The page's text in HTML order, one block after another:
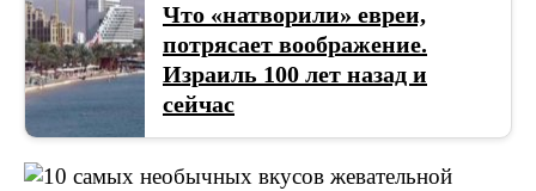
Что «натворили» евреи,
потрясает воображение.
Израиль 100 лет назад и
сейчас